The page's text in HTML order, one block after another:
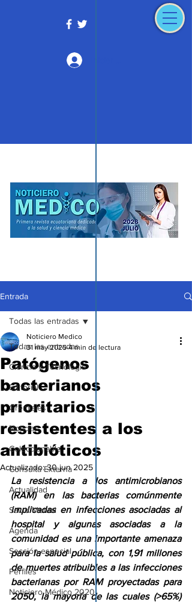
Entrada
Todas las entradas
Ciencia y Tecnología
Editorial
Gremiales
Noticias
Coleccionable
Consulta Externa
Actualidad
Salud Mental
Agenda
Sección especial
Perfiles
Noticiero Médico 2020
Todas las entradas
Patógenos
bacterianos
prioritarios
resistentes a los
antibióticos
Noticiero Medico
31 may 2025 4 min de lectura
Actualizado:30 jun 2025
La resistencia a los antimicrobianos
(RAM) en las bacterias comúnmente
implicadas en infecciones asociadas al
hospital y algunas asociadas a la
comunidad es una importante amenaza
para la salud pública, con 1,91 millones
de muertes atribuibles a las infecciones
bacterianas por RAM proyectadas para
2050, la mayoría de las cuales (>65%)